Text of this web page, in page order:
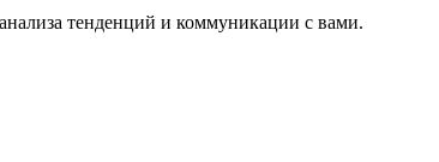
тенденций и коммуникации с вами.